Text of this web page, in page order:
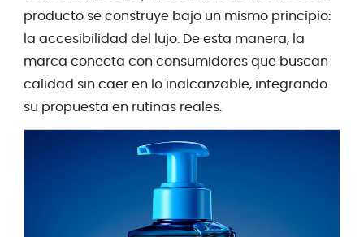
producto se construye bajo un mismo principio:
la accesibilidad del lujo. De esta manera, la
marca conecta con consumidores que buscan
calidad sin caer en lo inalcanzable, integrando
su propuesta en rutinas reales.